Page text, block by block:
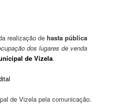
realização dehasta pública
dos lugares de venda
de Vizela.
de Vizela pela comunicação.